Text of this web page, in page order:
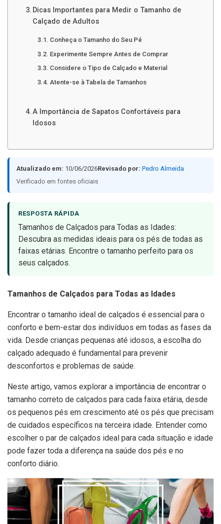
Dicas Importantes para Medir o Tamanho de
Calçado de Adultos
Conheça o Tamanho do Seu Pé
Experimente Sempre Antes de Comprar
Considere o Tipo de Calçado e Material
Atente-se à Tabela de Tamanhos
A Importância de Sapatos Confortáveis para
Idosos
Atualizado em: 10/06/2026Revisado por: Pedro Almeida
Verificado em fontes oficiais
RESPOSTA RÁPIDA
Tamanhos de Calçados para Todas as Idades:
Descubra as medidas ideais para os pés de todas as
faixas etárias. Encontre o tamanho perfeito para os
seus calçados.
Tamanhos de Calçados para Todas as Idades
Encontrar o tamanho ideal de calçados é essencial para o
conforto e bem-estar dos indivíduos em todas as fases da
vida. Desde crianças pequenas até idosos, a escolha do
calçado adequado é fundamental para prevenir
desconfortos e problemas de saúde.
Neste artigo, vamos explorar a importância de encontrar o
tamanho correto de calçados para cada faixa etária, desde
os pequenos pés em crescimento até os pés que precisam
de cuidados específicos na terceira idade. Entender como
escolher o par de calçados ideal para cada situação e idade
pode fazer toda a diferença na saúde dos pés e no
conforto diário.